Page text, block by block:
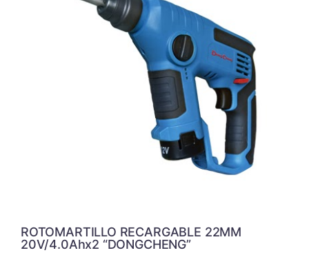
ROTOMARTILLO RECARGABLE 22MM
20V/4.0Ahx2 “DONGCHENG”